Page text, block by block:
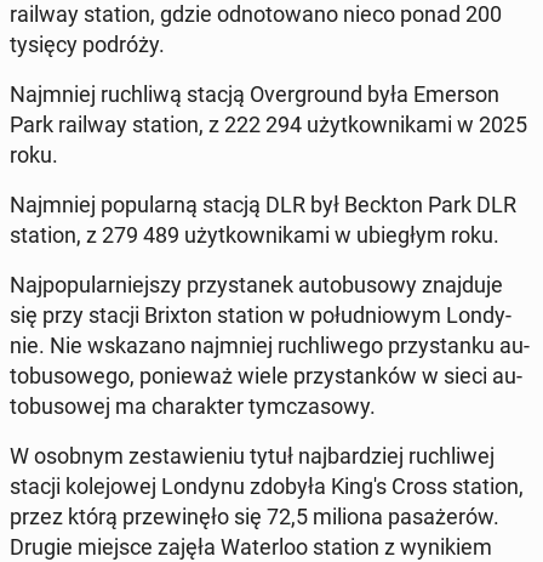
railway station, gdzie od­no­to­wa­no nieco ponad 200
tysięcy podróży.
Naj­mniej ru­chli­wą stacją Over­gro­und była Emerson
Park railway station, z 222 294 użyt­kow­ni­ka­mi w 2025
roku.
Naj­mniej po­pu­lar­ną stacją DLR był Beckton Park DLR
station, z 279 489 użyt­kow­ni­ka­mi w ubie­głym roku.
Naj­po­pu­lar­niej­szy przy­sta­nek au­to­bu­so­wy znaj­du­je
się przy stacji Brixton station w po­łu­dnio­wym Lon­dy­
nie. Nie wska­za­no naj­mniej ru­chli­we­go przy­stan­ku au­
to­bu­so­we­go, po­nie­waż wiele przy­stan­ków w sieci au­
to­bu­so­wej ma cha­rak­ter tym­cza­so­wy.
W osobnym ze­sta­wie­niu tytuł naj­bar­dziej ru­chli­wej
stacji ko­le­jo­wej Londynu zdobyła King's Cross station,
przez którą prze­wi­nę­ło się 72,5 miliona pa­sa­że­rów.
Drugie miejsce zajęła Wa­ter­loo station z wy­ni­kiem